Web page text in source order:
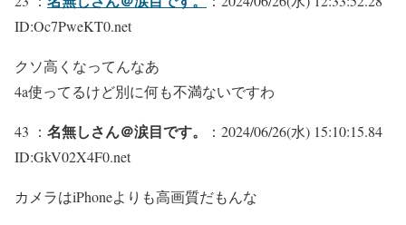
ID:Oc7PweKT0.net
クソ高くなってんなあ
4a使ってるけど別に何も不満ないですわ
43 ： 名無しさん＠涙目です。
：2024/06/26(水) 15:10:15.84
ID:GkV02X4F0.net
カメラはiPhoneよりも高画質だもんな